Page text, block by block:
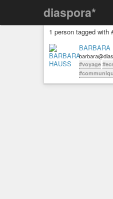
diaspora*
1 person tagged with
BARBARA
#voyage